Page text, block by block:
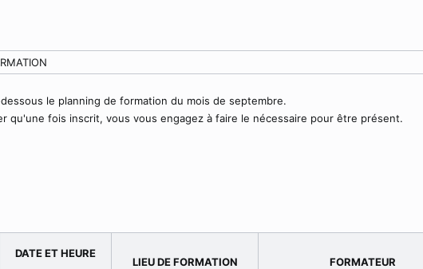
le planning de formation du mois de septembre.
qu'une fois inscrit, vous vous engagez à faire le nécessaire pour être présent.
DATE ET HEURE
LIEU DE FORMATION FORMATEUR